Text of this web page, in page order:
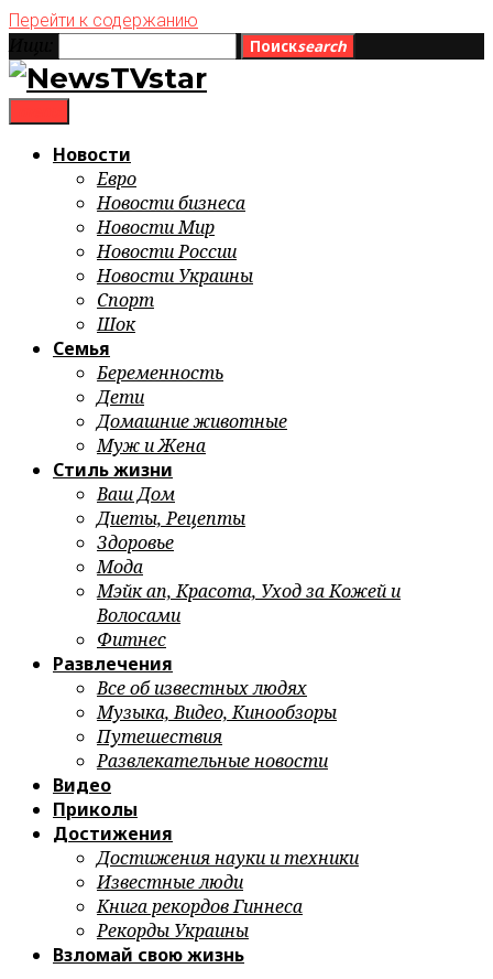
Перейти к содержанию
Поискsearch
Новости
Евро
Новости бизнеса
Новости Мир
Новости России
Новости Украины
Спорт
Шок
Семья
Беременность
Дети
Домашние животные
Муж и Жена
Стиль жизни
Ваш Дом
Диеты, Рецепты
Здоровье
Мода
Мэйк ап, Красота, Уход за Кожей и
Волосами
Фитнес
Развлечения
Все об известных людях
Музыка, Видео, Кинообзоры
Путешествия
Развлекательные новости
Видео
Приколы
Достижения
Достижения науки и техники
Известные люди
Книга рекордов Гиннеса
Рекорды Украины
Взломай свою жизнь